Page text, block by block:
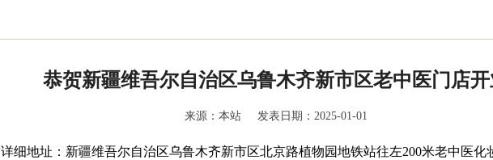
恭贺新疆维吾尔自治区乌鲁木齐新市区老中医门店
来源：本站 发表日期：2025-01-01
详细地址：新疆维吾尔自治区乌鲁木齐新市区北京路植物园地铁站往左200米老中医化